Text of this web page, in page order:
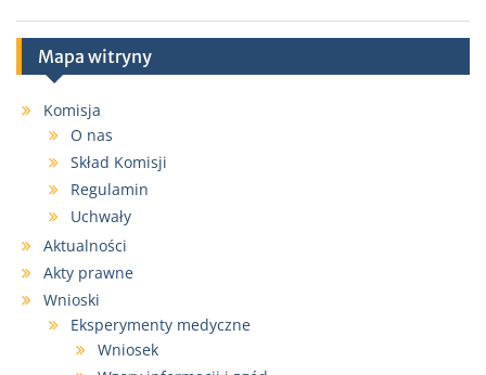
Mapa witryny
Komisja
O nas
Skład Komisji
Regulamin
Uchwały
Aktualności
Akty prawne
Wnioski
Eksperymenty medyczne
Wniosek